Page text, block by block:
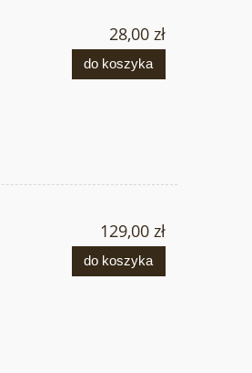
28,00 zł
do koszyka
129,00 zł
do koszyka